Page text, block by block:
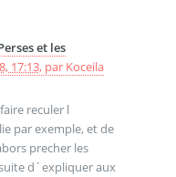
et les
17:13, par Koceila
reculer l
par exemple, et de
precher les
d´expliquer aux